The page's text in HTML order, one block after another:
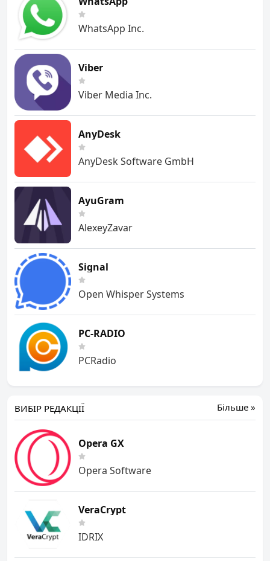
WhatsApp Inc.
Viber
Viber Media Inc.
AnyDesk
AnyDesk Software GmbH
AyuGram
AlexeyZavar
Signal
Open Whisper Systems
PC-RADIO
PCRadio
Більше »
ВИБІР РЕДАКЦІЇ
Opera GX
Opera Software
VeraCrypt
IDRIX